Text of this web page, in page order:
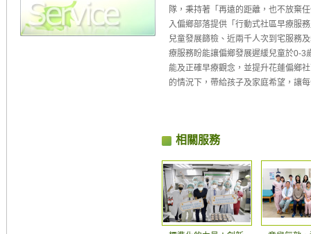
隊，秉持著「再遠的距離，也不放棄
入偏鄉部落提供「行動式社區早療服
兒童發展篩檢、近兩千人次到宅服務
療服務盼能讓偏鄉發展遲緩兒童於0-3
能及正確早療觀念，並提升花蓮偏鄉
的情況下，帶給孩子及家庭希望，讓
相關服務